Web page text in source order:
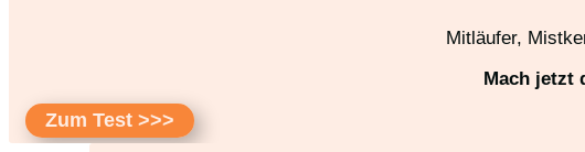
Mitläufer,
Mach jetzt
Zum Test >>>